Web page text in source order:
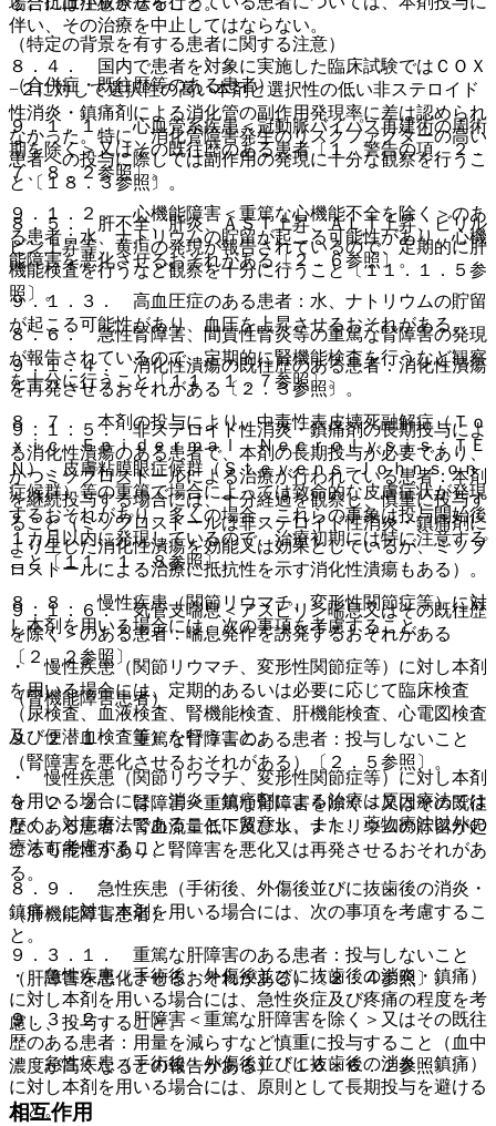
（特定の背景を有する患者に関する注意）
（合併症・既往歴等のある患者）
９．１．１． 心血管系疾患＜冠動脈バイパス再建術の周術
期を除く＞又はその既往歴のある患者〔１．警告の項、２．
７、８．２参照〕。
９．１．２． 心機能障害＜重篤な心機能不全を除く＞のあ
る患者：水、ナトリウムの貯留が起こる可能性があり、心機
能障害を悪化させるおそれがある〔２．６参照〕。
９．１．３． 高血圧症のある患者：水、ナトリウムの貯留
が起こる可能性があり、血圧を上昇させるおそれがある。
９．１．４． 消化性潰瘍の既往歴のある患者：消化性潰瘍
を再発させるおそれがある〔２．３参照〕。
９．１．５． 非ステロイド性消炎・鎮痛剤の長期投与によ
る消化性潰瘍のある患者で、本剤の長期投与が必要であり、
かつミソプロストールによる治療が行われている患者：本剤
を継続投与する場合には、十分経過を観察し、慎重に投与す
ること（ミソプロストールは非ステロイド性消炎・鎮痛剤に
より生じた消化性潰瘍を効能又は効果としているが、ミソプ
ロストールによる治療に抵抗性を示す消化性潰瘍もある）。
９．１．６． 気管支喘息＜アスピリン喘息又はその既往歴
を除く＞のある患者：喘息発作を誘発するおそれがある
〔２．２参照〕。
（腎機能障害患者）
９．２．１． 重篤な腎障害のある患者：投与しないこと
（腎障害を悪化させるおそれがある）〔２．５参照〕。
９．２．２． 腎障害＜重篤な腎障害を除く＞又はその既往
歴のある患者：腎血流量低下及び水、ナトリウムの貯留が起
こる可能性があり、腎障害を悪化又は再発させるおそれがあ
る。
（肝機能障害患者）
９．３．１． 重篤な肝障害のある患者：投与しないこと
（肝障害を悪化させるおそれがある）〔２．４参照〕。
９．３．２． 肝障害＜重篤な肝障害を除く＞又はその既往
歴のある患者：用量を減らすなど慎重に投与すること（血中
濃度が高くなるとの報告がある）〔１６．６．２参照〕。
相互作用
伴い、その治療を中止してはならない。
８．４． 国内で患者を対象に実施した臨床試験ではＣＯＸ
−２に対して選択性の高い本剤と選択性の低い非ステロイド
性消炎・鎮痛剤による消化管の副作用発現率に差は認められ
なかった。特に、消化管障害発生のリスクファクターの高い
患者への投与に際しては副作用の発現に十分な観察を行うこ
と〔１８．３参照〕。
８．５． 肝不全、肝炎、ＡＳＴ上昇、ＡＬＴ上昇、ビリル
ビン上昇等、黄疸の発現が報告されているので、定期的に肝
機能検査を行うなど観察を十分に行うこと〔１１．１．５参
照〕。
８．６． 急性腎障害、間質性腎炎等の重篤な腎障害の発現
が報告されているので、定期的に腎機能検査を行うなど観察
を十分に行うこと〔１１．１．７参照〕。
８．７． 本剤の投与により、中毒性表皮壊死融解症（Ｔｏ
ｘｉｃ Ｅｐｉｄｅｒｍａｌ Ｎｅｃｒｏｌｙｓｉｓ：ＴＥ
Ｎ）、皮膚粘膜眼症候群（Ｓｔｅｖｅｎｓ−Ｊｏｈｎｓｏｎ
症候群）等の重篤で場合によっては致命的な皮膚症状が発現
するおそれがあり、多くの場合、これらの事象は投与開始後
１カ月以内に発現しているので、治療初期には特に注意する
こと〔１１．１．８参照〕。
８．８． 慢性疾患（関節リウマチ、変形性関節症等）に対
し本剤を用いる場合には、次の事項を考慮すること。
・ 慢性疾患（関節リウマチ、変形性関節症等）に対し本剤
を用いる場合には、定期的あるいは必要に応じて臨床検査
（尿検査、血液検査、腎機能検査、肝機能検査、心電図検査
及び便潜血検査等）を行うこと。
・ 慢性疾患（関節リウマチ、変形性関節症等）に対し本剤
を用いる場合には、消炎・鎮痛剤による治療は原因療法では
なく、対症療法であることに留意し、また、薬物療法以外の
療法も考慮すること。
８．９． 急性疾患（手術後、外傷後並びに抜歯後の消炎・
鎮痛）に対し本剤を用いる場合には、次の事項を考慮するこ
と。
・ 急性疾患（手術後・外傷後並びに抜歯後の消炎・鎮痛）
に対し本剤を用いる場合には、急性炎症及び疼痛の程度を考
慮し、投与すること。
・ 急性疾患（手術後・外傷後並びに抜歯後の消炎・鎮痛）
に対し本剤を用いる場合には、原則として長期投与を避ける
こと。